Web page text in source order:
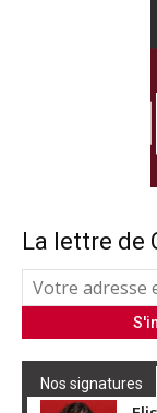
La lettre de
Nos signatures